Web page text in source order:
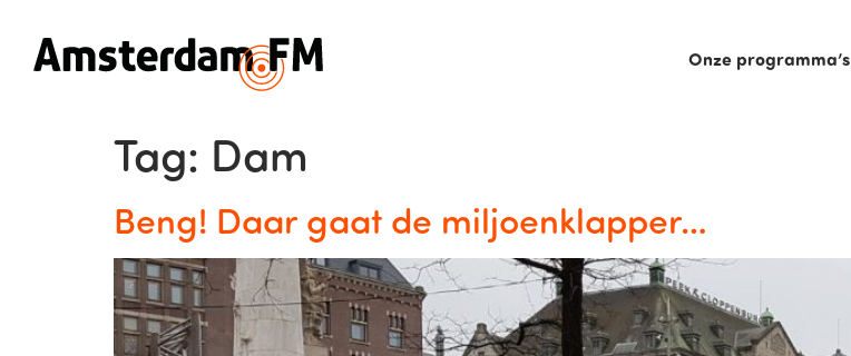
Onze programma’s
Tag: Dam
Beng! Daar gaat de miljoenklapper…